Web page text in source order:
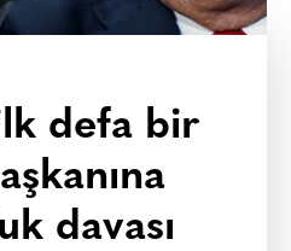
defa bir
davası